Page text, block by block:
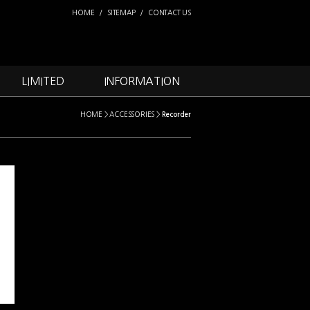
HOME / SITEMAP / CONTACT US
LIMITED INFORMATION
HOME > ACCESSORIES > Recorder